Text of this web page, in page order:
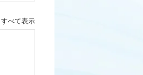
すべて表示